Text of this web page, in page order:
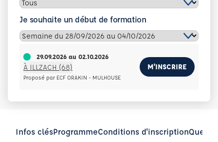
Je souhaite un début de formation
29.09.2026 au 02.10.2026
À ILLZACH (68)
Proposé par ECF ORAKIN - MULHOUSE
M'INSCRIRE
Infos clésProgrammeConditions d'inscription